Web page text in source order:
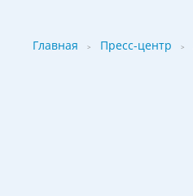
Главная > Пресс-центр >